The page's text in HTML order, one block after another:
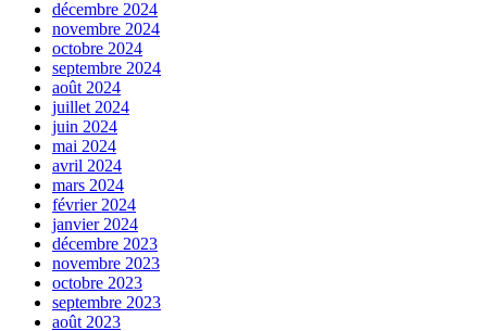
décembre 2024
novembre 2024
octobre 2024
septembre 2024
août 2024
juillet 2024
juin 2024
mai 2024
avril 2024
mars 2024
février 2024
janvier 2024
décembre 2023
novembre 2023
octobre 2023
septembre 2023
août 2023